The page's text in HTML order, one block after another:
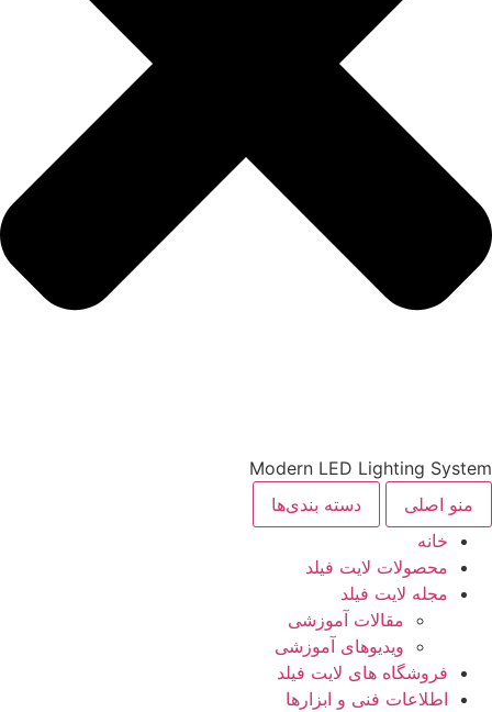
Modern LED Lighting System
منو اصلی
دسته بندی‌ها
خانه
محصولات لایت فیلد
مجله لایت فیلد
مقالات آموزشی
ویدیوهای آموزشی
فروشگاه های لایت فیلد
اطلاعات فنی و ابزارها